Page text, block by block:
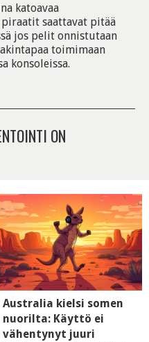
katoavaa
piraatit saattavat pitää
jos pelit onnistutaan
toimimaan
konsoleissa.
ON
Australia kielsi somen
nuorilta: Käyttö ei
vähentynyt juuri